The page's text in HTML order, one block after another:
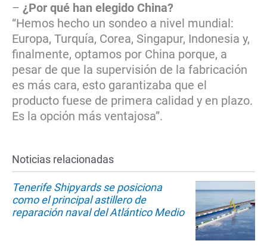
– ¿Por qué han elegido China?
“Hemos hecho un sondeo a nivel mundial:
Europa, Turquía, Corea, Singapur, Indonesia y,
finalmente, optamos por China porque, a
pesar de que la supervisión de la fabricación
es más cara, esto garantizaba que el
producto fuese de primera calidad y en plazo.
Es la opción más ventajosa”.
Noticias relacionadas
Tenerife Shipyards se posiciona
como el principal astillero de
reparación naval del Atlántico Medio